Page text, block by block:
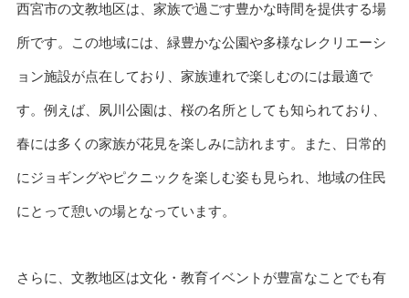
西宮市の文教地区は、家族で過ごす豊かな時間を提供する場
所です。この地域には、緑豊かな公園や多様なレクリエーシ
ョン施設が点在しており、家族連れで楽しむのには最適で
す。例えば、夙川公園は、桜の名所としても知られており、
春には多くの家族が花見を楽しみに訪れます。また、日常的
にジョギングやピクニックを楽しむ姿も見られ、地域の住民
にとって憩いの場となっています。
さらに、文教地区は文化・教育イベントが豊富なことでも有